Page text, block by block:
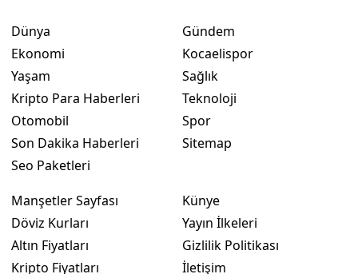
Dünya
Ekonomi
Yaşam
Kripto Para Haberleri
Otomobil
Son Dakika Haberleri
Seo Paketleri
Gündem
Kocaelispor
Sağlık
Teknoloji
Spor
Sitemap
Manşetler Sayfası
Döviz Kurları
Altın Fiyatları
Kripto Fiyatları
Künye
Yayın İlkeleri
Gizlilik Politikası
İletişim